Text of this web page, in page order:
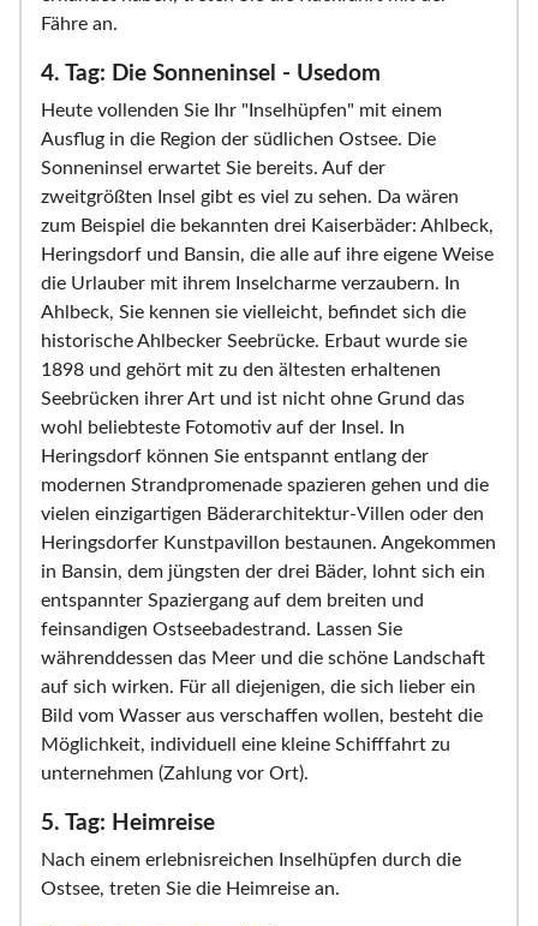
Fähre an.
4. Tag: Die Sonneninsel - Usedom
Heute vollenden Sie Ihr "Inselhüpfen" mit einem
Ausflug in die Region der südlichen Ostsee. Die
Sonneninsel erwartet Sie bereits. Auf der
zweitgrößten Insel gibt es viel zu sehen. Da wären
zum Beispiel die bekannten drei Kaiserbäder: Ahlbeck,
Heringsdorf und Bansin, die alle auf ihre eigene Weise
die Urlauber mit ihrem Inselcharme verzaubern. In
Ahlbeck, Sie kennen sie vielleicht, befindet sich die
historische Ahlbecker Seebrücke. Erbaut wurde sie
1898 und gehört mit zu den ältesten erhaltenen
Seebrücken ihrer Art und ist nicht ohne Grund das
wohl beliebteste Fotomotiv auf der Insel. In
Heringsdorf können Sie entspannt entlang der
modernen Strandpromenade spazieren gehen und die
vielen einzigartigen Bäderarchitektur-Villen oder den
Heringsdorfer Kunstpavillon bestaunen. Angekommen
in Bansin, dem jüngsten der drei Bäder, lohnt sich ein
entspannter Spaziergang auf dem breiten und
feinsandigen Ostseebadestrand. Lassen Sie
währenddessen das Meer und die schöne Landschaft
auf sich wirken. Für all diejenigen, die sich lieber ein
Bild vom Wasser aus verschaffen wollen, besteht die
Möglichkeit, individuell eine kleine Schifffahrt zu
unternehmen (Zahlung vor Ort).
5. Tag: Heimreise
Nach einem erlebnisreichen Inselhüpfen durch die
Ostsee, treten Sie die Heimreise an.